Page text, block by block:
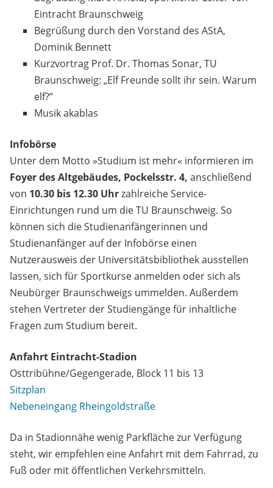
Eintracht Braunschweig
Begrüßung durch den Vorstand des AStA,
Dominik Bennett
Kurzvortrag Prof. Dr. Thomas Sonar, TU
Braunschweig: „Elf Freunde sollt ihr sein. Warum
elf?“
Musik akablas
Infobörse
Unter dem Motto »Studium ist mehr« informieren im
Foyer des Altgebäudes, Pockelsstr. 4, anschließend
von 10.30 bis 12.30 Uhrzahlreiche Service-
Einrichtungen rund um die TU Braunschweig. So
können sich die Studienanfängerinnen und
Studienanfänger auf der Infobörse einen
Nutzerausweis der Universitätsbibliothek ausstellen
lassen, sich für Sportkurse anmelden oder sich als
Neubürger Braunschweigs ummelden. Außerdem
stehen Vertreter der Studiengänge für inhaltliche
Fragen zum Studium bereit.
Anfahrt Eintracht-Stadion
Osttribühne/Gegengerade, Block 11 bis 13
Sitzplan
Nebeneingang Rheingoldstraße
Da in Stadionnähe wenig Parkfläche zur Verfügung
steht, wir empfehlen eine Anfahrt mit dem Fahrrad, zu
Fuß oder mit öffentlichen Verkehrsmitteln.